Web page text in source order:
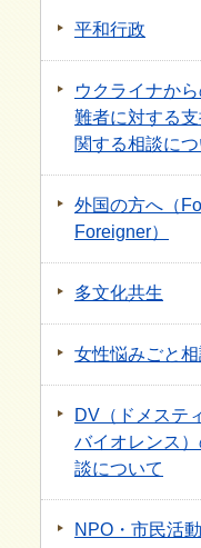
平和行政
ウクライナか
難者に対する支
関する相談につ
外国の方へ（
Foreigner）
多文化共生
女性悩みごと相
DV（ドメステ
バイオレンス
談について
NPO・市民活動